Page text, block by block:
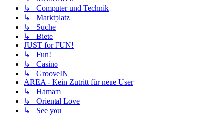
↳ Computer und Technik
↳ Marktplatz
↳ Suche
↳ Biete
JUST for FUN!
↳ Fun!
↳ Casino
↳ GrooveIN
AREA - Kein Zutritt für neue User
↳ Hamam
↳ Oriental Love
↳ See you